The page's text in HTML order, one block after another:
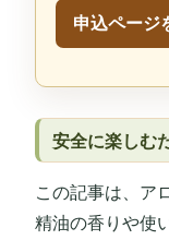
申込ページ
安全に楽しむ
この記事は、ア
精油の香りや使